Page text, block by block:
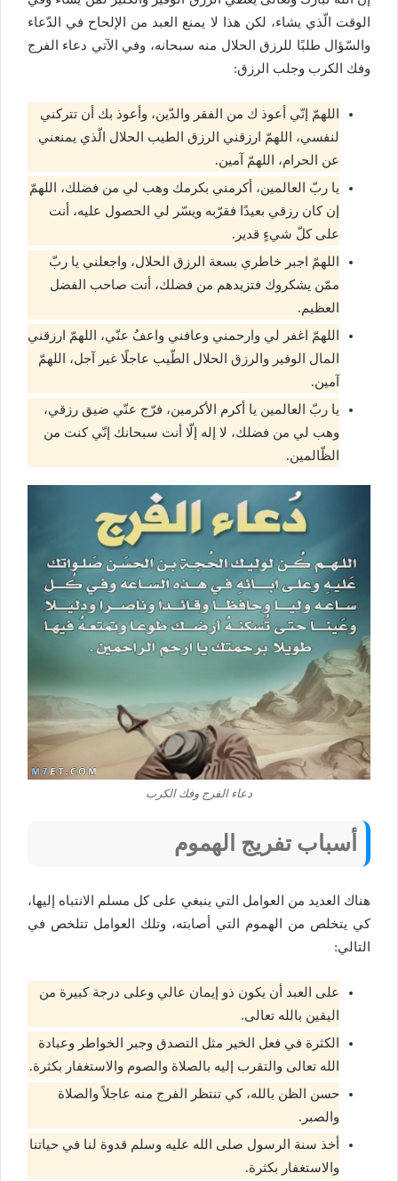
الوقت الّذي يشاء، لكن هذا لا يمنع العبد من الإلحاح في الدّعاء
والسّؤال طلبًا للرزق الحلال منه سبحانه، وفي الآتي دعاء الفرج
وفك الكرب وجلب الرزق:
اللهمّ إنّي أعوذ ك من الفقر والدّين، وأعوذ بك أن تتركني
لنفسي، اللهمّ ارزقني الرزق الطيب الحلال الّذي يمنعني
عن الحرام، اللهمّ آمين.
يا ربّ العالمين، أكرمني بكرمك وهب لي من فضلك، اللهمّ
إن كان رزقي بعيدًا فقرّبه ويسّر لي الحصول عليه، أنت
على كلّ شيءٍ قدير.
اللهمّ اجبر خاطري بسعة الرزق الحلال، واجعلني يا ربّ
ممّن يشكروك فتزيدهم من فضلك، أنت صاحب الفضل
العظيم.
اللهمّ اغفر لي وارحمني وعافني واعفُ عنّي، اللهمّ ارزقني
المال الوفير والرزق الحلال الطّيب عاجلًا غير آجل، اللهمّ
آمين.
يا ربّ العالمين يا أكرم الأكرمين، فرّج عنّي ضيق رزقي،
وهب لي من فضلك، لا إله إلّا أنت سبحانك إنّي كنت من
الظّالمين.
دعاء الفرج وفك الكرب
أسباب تفريج الهموم
هناك العديد من العوامل التي ينبغي على كل مسلم الانتباه إليها،
كي يتخلص من الهموم التي أصابته، وتلك العوامل تتلخص في
التالي:
على العبد أن يكون ذو إيمان عالي وعلى درجة كبيرة من
اليقين بالله تعالى.
الكثرة في فعل الخير مثل التصدق وجبر الخواطر وعبادة
الله تعالى والتقرب إليه بالصلاة والصوم والاستغفار بكثرة.
حسن الظن بالله، كي تنتظر الفرج منه عاجلاً والصلاة
والصبر.
أخذ سنة الرسول صلى الله عليه وسلم قدوة لنا في حياتنا
والاستغفار بكثرة.